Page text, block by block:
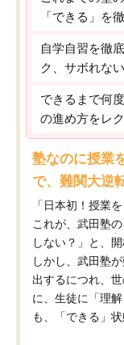
「できる」を
自学自習を徹
ク、サボれな
できるまで何
の進め方をレ
塾なのに授業
で、難関大逆
「日本初！授業を
これが、武田塾
しない？」と、
しかし、武田塾
出するにつれ、
に、生徒に「理
も、「できる」状